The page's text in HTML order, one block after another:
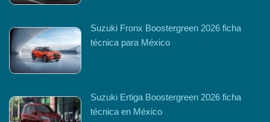
Suzuki Fronx Boostergreen 2026 ficha
técnica para México
Suzuki Ertiga Boostergreen 2026 ficha
técnica en México